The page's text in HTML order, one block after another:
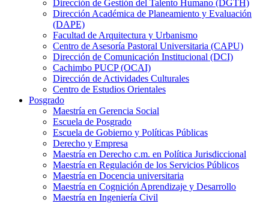
Dirección de Gestión del Talento Humano (DGTH)
Dirección Académica de Planeamiento y Evaluación
(DAPE)
Facultad de Arquitectura y Urbanismo
Centro de Asesoría Pastoral Universitaria (CAPU)
Dirección de Comunicación Institucional (DCI)
Cachimbo PUCP (OCAI)
Dirección de Actividades Culturales
Centro de Estudios Orientales
Posgrado
Maestría en Gerencia Social
Escuela de Posgrado
Escuela de Gobierno y Políticas Públicas
Derecho y Empresa
Maestría en Derecho c.m. en Política Jurisdiccional
Maestría en Regulación de los Servicios Públicos
Maestría en Docencia universitaria
Maestría en Cognición Aprendizaje y Desarrollo
Maestría en Ingeniería Civil